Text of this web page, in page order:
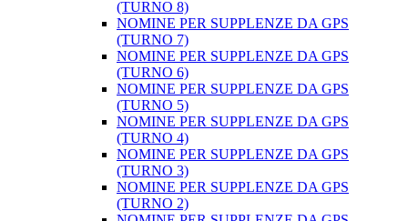
(TURNO 8)
NOMINE PER SUPPLENZE DA GPS
(TURNO 7)
NOMINE PER SUPPLENZE DA GPS
(TURNO 6)
NOMINE PER SUPPLENZE DA GPS
(TURNO 5)
NOMINE PER SUPPLENZE DA GPS
(TURNO 4)
NOMINE PER SUPPLENZE DA GPS
(TURNO 3)
NOMINE PER SUPPLENZE DA GPS
(TURNO 2)